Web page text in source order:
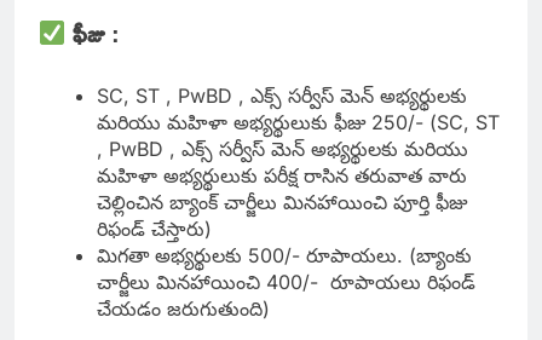
ఫీజు:
SC, ST , PwBD , ఎక్స్ సర్వీస్ మెన్ అభ్యర్థులకు
మరియు మహిళా అభ్యర్థులుకు ఫీజు 250/- (SC, ST
, PwBD , ఎక్స్ సర్వీస్ మెన్ అభ్యర్థులకు మరియు
మహిళా అభ్యర్థులుకు పరీక్ష రాసిన తరువాత వారు
చెల్లించిన బ్యాంక్ చార్జీలు మినహాయించి పూర్తి ఫీజు
రిఫండ్ చేస్తారు)
మిగతా అభ్యర్థులకు 500/- రూపాయలు. (బ్యాంకు
చార్జీలు మినహాయించి 400/- రూపాయలు రిఫండ్
చేయడం జరుగుతుంది)